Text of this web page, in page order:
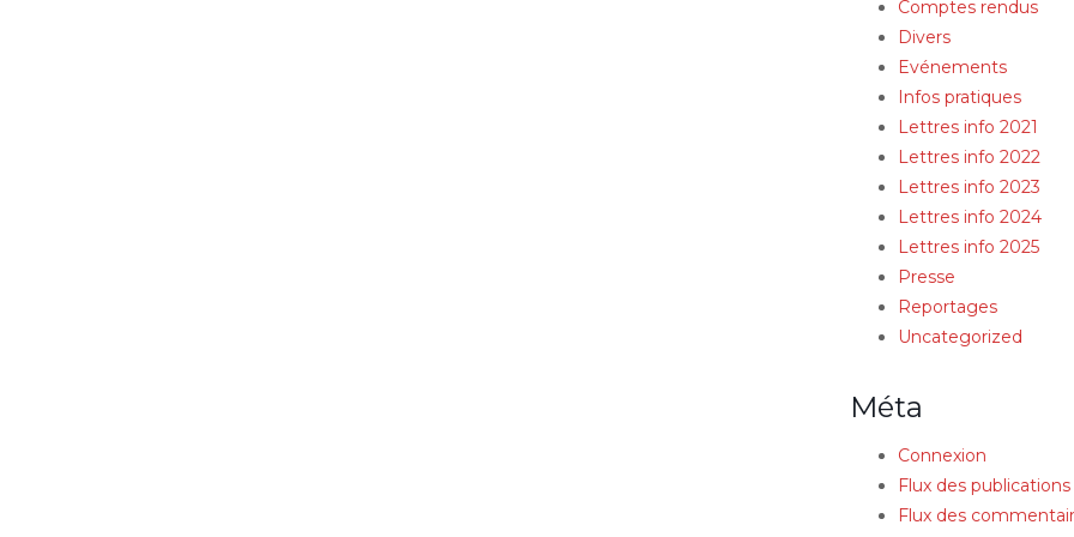
Comptes rendus
Divers
Evénements
Infos pratiques
Lettres info 2021
Lettres info 2022
Lettres info 2023
Lettres info 2024
Lettres info 2025
Presse
Reportages
Uncategorized
Méta
Connexion
Flux des publications
Flux des